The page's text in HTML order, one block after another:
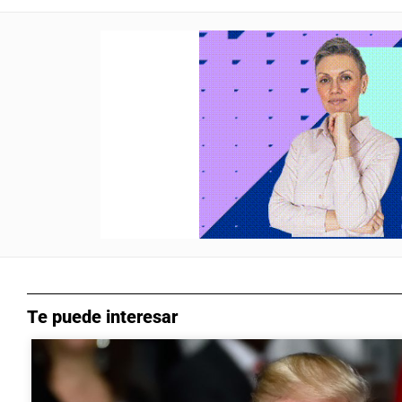
Te puede interesar